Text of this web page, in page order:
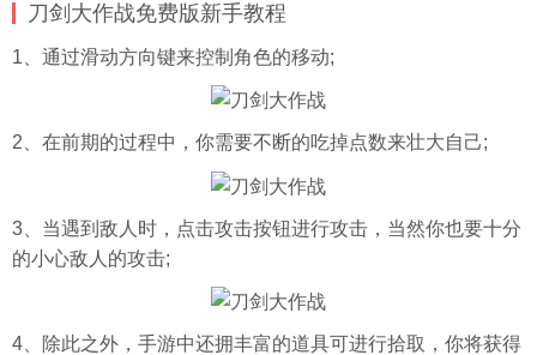
刀剑大作战免费版新手教程
1、通过滑动方向键来控制角色的移动;
2、在前期的过程中，你需要不断的吃掉点数来壮大自己;
3、当遇到敌人时，点击攻击按钮进行攻击，当然你也要十分
的小心敌人的攻击;
4、除此之外，手游中还拥丰富的道具可进行拾取，你将获得